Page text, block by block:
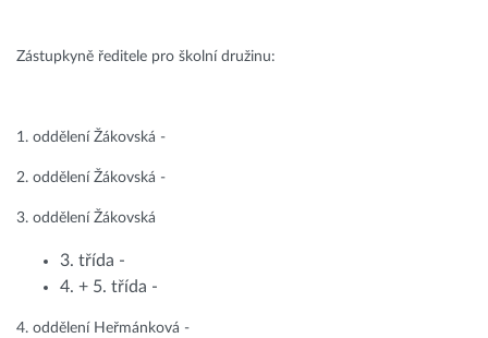
Zástupkyně ředitele pro školní družinu:
1. oddělení Žákovská -
2. oddělení Žákovská -
3. oddělení Žákovská
3. třída -
4. + 5. třída -
4. oddělení Heřmánková -